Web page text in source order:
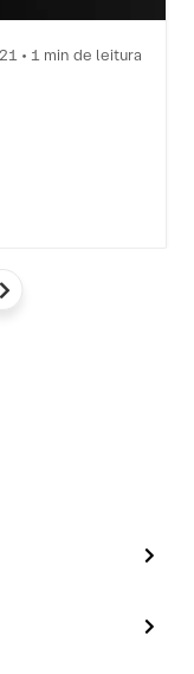
• 1 min de leitura